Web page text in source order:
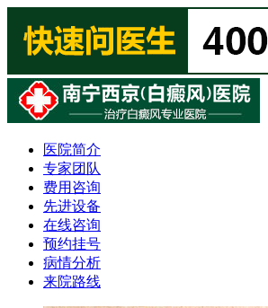
医院简介
专家团队
费用咨询
先进设备
在线咨询
预约挂号
病情分析
来院路线